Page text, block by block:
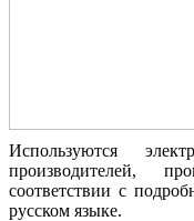
Используются
производителей,
соответствии с
русском языке.